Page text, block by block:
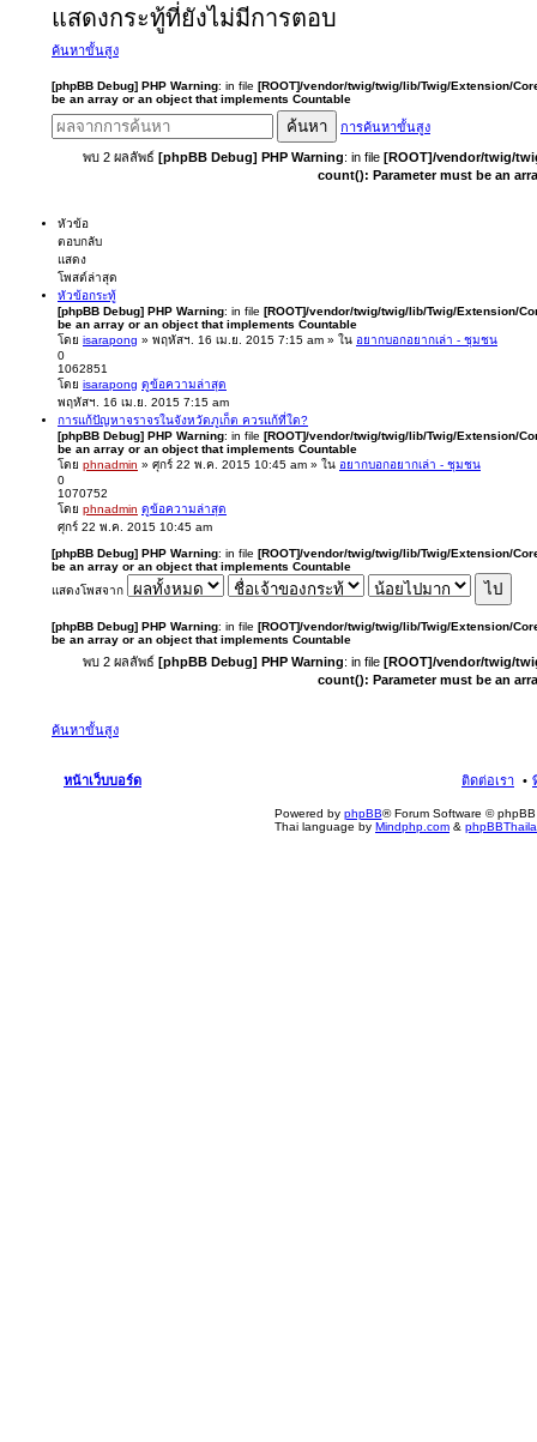
แสดงกระทู้ที่ยังไม่มีการตอบ
ค้นหาขั้นสูง
[phpBB Debug] PHP Warning: in file [ROOT]/vendor/twig/twig/lib/Twig/Extension/
be an array or an object that implements Countable
ค้นหา การค้นหาขั้นสูง
พบ 2 ผลลัพธ์ [phpBB Debug] PHP Warning: in file [ROOT]/vendor/twig/
count(): Parameter must be an
หัวข้อ
ตอบกลับ
แสดง
โพสต์ล่าสุด
หัวข้อกระทู้
[phpBB Debug] PHP Warning: in file [ROOT]/vendor/twig/twig/lib/Twig/Extension/
be an array or an object that implements Countable
โดย isarapong » พฤหัสฯ. 16 เม.ย. 2015 7:15 am » ใน อยากบอกอยากเล่า - ชุมชน
0
1062851
โดย isarapong ดูข้อความล่าสุด
พฤหัสฯ. 16 เม.ย. 2015 7:15 am
การแก้ปัญหาจราจรในจังหวัดภูเก็ต ควรแก้ที่ใด?
[phpBB Debug] PHP Warning: in file [ROOT]/vendor/twig/twig/lib/Twig/Extension/
be an array or an object that implements Countable
โดย phnadmin » ศุกร์ 22 พ.ค. 2015 10:45 am » ใน อยากบอกอยากเล่า - ชุมชน
0
1070752
โดย phnadmin ดูข้อความล่าสุด
ศุกร์ 22 พ.ค. 2015 10:45 am
[phpBB Debug] PHP Warning: in file [ROOT]/vendor/twig/twig/lib/Twig/Extension/
be an array or an object that implements Countable
แสดงโพสจาก
[phpBB Debug] PHP Warning: in file [ROOT]/vendor/twig/twig/lib/Twig/Extension/
be an array or an object that implements Countable
พบ 2 ผลลัพธ์ [phpBB Debug] PHP Warning: in file [ROOT]/vendor/twig/
count(): Parameter must be an
ค้นหาขั้นสูง
หน้าเว็บบอร์ด ติดต่อเรา
Powered by phpBB® Forum Software © phpBB
Thai language by Mindphp.com &